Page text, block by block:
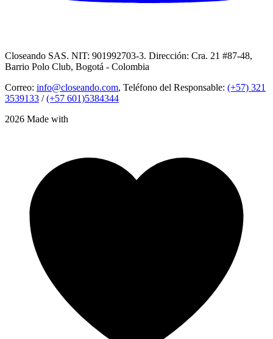
Closeando SAS. NIT: 901992703-3. Dirección: Cra. 21 #87-48,
Barrio Polo Club, Bogotá - Colombia
Correo: info@closeando.com, Teléfono del Responsable: (+57) 321
3539133 /(+57 601)5384344
2026 Made with